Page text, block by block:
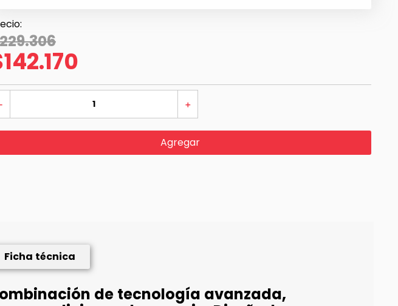
229.306
142.170
＋
Agregar
Ficha técnica
de tecnología avanzada,